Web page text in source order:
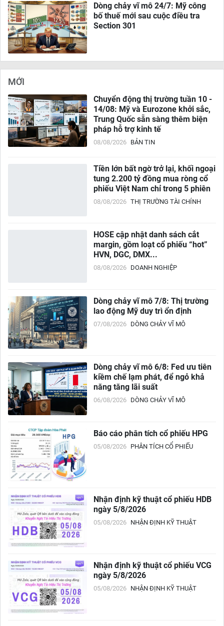
Dòng chảy vĩ mô 24/7: Mỹ công
bố thuế mới sau cuộc điều tra
Section 301
MỚI
Chuyển động thị trường tuần 10 -
14/08: Mỹ và Eurozone khởi sắc,
Trung Quốc sẵn sàng thêm biện
pháp hỗ trợ kinh tế
08/08/2026 BẢN TIN
Tiền lớn bất ngờ trở lại, khối ngoại
tung 2.200 tỷ đồng mua ròng cổ
phiếu Việt Nam chỉ trong 5 phiên
08/08/2026 THỊ TRƯỜNG TÀI CHÍNH
HOSE cập nhật danh sách cắt
margin, gồm loạt cổ phiếu “hot”
HVN, DGC, DMX...
08/08/2026 DOANH NGHIỆP
Dòng chảy vĩ mô 7/8: Thị trường
lao động Mỹ duy trì ổn định
07/08/2026 DÒNG CHẢY VĨ MÔ
Dòng chảy vĩ mô 6/8: Fed ưu tiên
kiềm chế lạm phát, để ngỏ khả
năng tăng lãi suất
06/08/2026 DÒNG CHẢY VĨ MÔ
Báo cáo phân tích cổ phiếu HPG
05/08/2026 PHÂN TÍCH CỔ PHIẾU
Nhận định kỹ thuật cổ phiếu HDB
ngày 5/8/2026
05/08/2026 NHẬN ĐỊNH KỸ THUẬT
Nhận định kỹ thuật cổ phiếu VCG
ngày 5/8/2026
05/08/2026 NHẬN ĐỊNH KỸ THUẬT